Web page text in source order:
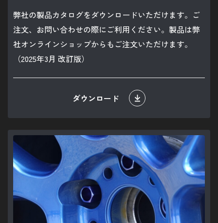
弊社の製品カタログをダウンロードいただけます。ご
注文、お問い合わせの際にご利用ください。製品は弊
社オンラインショップからもご注文いただけます。
（2025年3月 改訂版）
ダウンロード